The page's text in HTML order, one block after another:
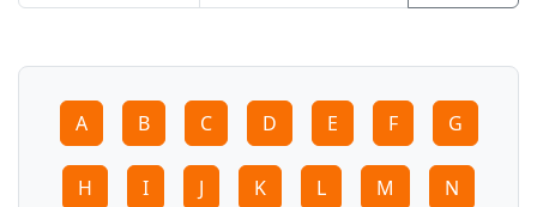
A B C D E F G
H I J K L M N